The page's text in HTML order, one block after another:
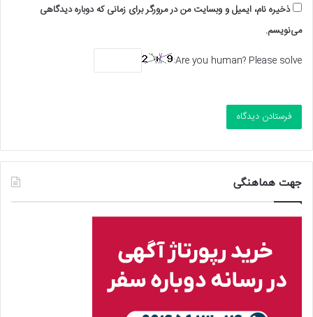
ذخیره نام، ایمیل و وبسایت من در مرورگر برای زمانی که دوباره دیدگاهی
می‌نویسم.
Are you human? Please solve:
جهت هماهنگی